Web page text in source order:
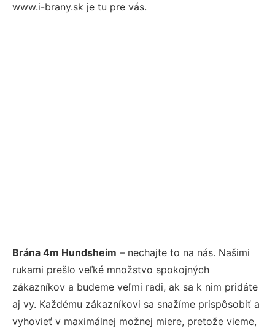
www.i-brany.sk je tu pre vás.
Brána 4m Hundsheim – nechajte to na nás. Našimi
rukami prešlo veľké množstvo spokojných
zákazníkov a budeme veľmi radi, ak sa k nim pridáte
aj vy. Každému zákazníkovi sa snažíme prispôsobiť a
vyhovieť v maximálnej možnej miere, pretože vieme,